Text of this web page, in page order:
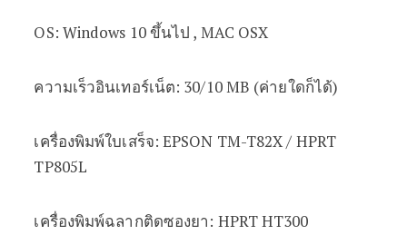
OS: Windows 10 ขึ้นไป , MAC OSX
ความเร็วอินเทอร์เน็ต: 30/10 MB (ค่ายใดก็ได้)
เครื่องพิมพ์ใบเสร็จ: EPSON TM-T82X / HPRT
TP805L
เครื่องพิมพ์ฉลากติดซองยา: HPRT HT300